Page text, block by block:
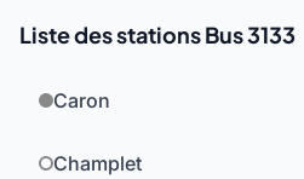
Liste des stations Bus 3133
Caron
Champlet